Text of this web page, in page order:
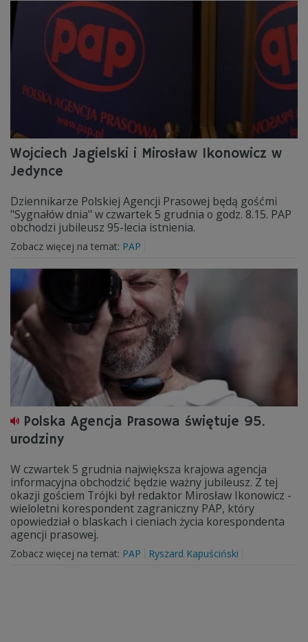
Wojciech Jagielski i Mirosław Ikonowicz w
Jedynce
Dziennikarze Polskiej Agencji Prasowej będą gośćmi
"Sygnałów dnia" w czwartek 5 grudnia o godz. 8.15. PAP
obchodzi jubileusz 95-lecia istnienia.
Zobacz więcej na temat: PAP
Polska Agencja Prasowa świętuje 95.
urodziny
W czwartek 5 grudnia największa krajowa agencja
informacyjna obchodzić będzie ważny jubileusz. Z tej
okazji gościem Trójki był redaktor Mirosław Ikonowicz -
wieloletni korespondent zagraniczny PAP, który
opowiedział o blaskach i cieniach życia korespondenta
agencji prasowej.
Zobacz więcej na temat: PAP Ryszard Kapuściński